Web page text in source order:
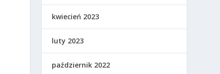
kwiecień 2023
luty 2023
październik 2022